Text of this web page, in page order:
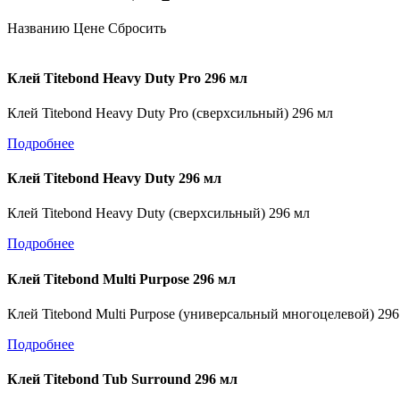
Названию Цене Сбросить
Клей Titebond Heavy Duty Pro 296 мл
Клей Titebond Heavy Duty Pro (сверхсильный) 296 мл
Подробнее
Клей Titebond Heavy Duty 296 мл
Клей Titebond Heavy Duty (сверхсильный) 296 мл
Подробнее
Клей Titebond Multi Purpose 296 мл
Клей Titebond Multi Purpose (универсальный многоцелевой)
Подробнее
Клей Titebond Tub Surround 296 мл